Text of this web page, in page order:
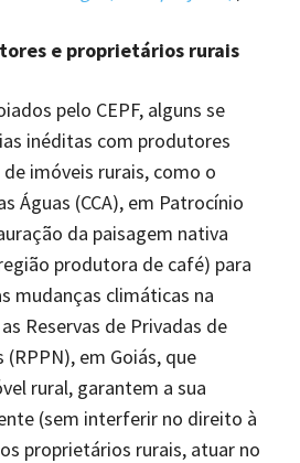
e proprietários rurais
pelo CEPF, alguns se
inéditas com produtores
imóveis rurais, como o
Águas (CCA), em Patrocínio
da paisagem nativa
produtora de café) para
mudanças climáticas na
Reservas de Privadas de
em Goiás, que
rural, garantem a sua
(sem interferir no direito à
proprietários rurais, atuar no